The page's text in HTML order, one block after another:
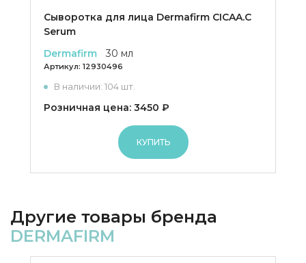
Сыворотка для лица Dermafirm CICAA.C
Serum
Dermafirm
30 мл
Артикул: 12930496
В наличии: 104 шт.
Розничная цена: 3450 ₽
КУПИТЬ
Другие товары бренда
DERMAFIRM